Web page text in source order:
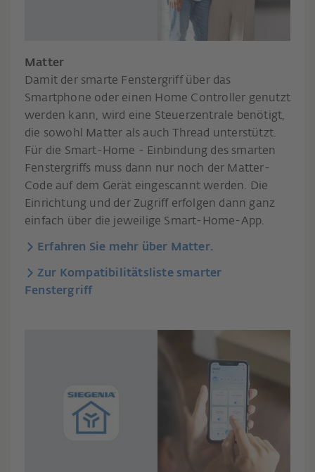
Matter
Damit der smarte Fenstergriff über das
Smartphone oder einen Home Controller genutzt
werden kann, wird eine Steuerzentrale benötigt,
die sowohl Matter als auch Thread unterstützt.
Für die Smart-Home - Einbindung des smarten
Fenstergriffs muss dann nur noch der Matter-
Code auf dem Gerät eingescannt werden. Die
Einrichtung und der Zugriff erfolgen dann ganz
einfach über die jeweilige Smart-Home-App.
Erfahren Sie mehr über Matter.
Zur Kompatibilitätsliste smarter
Fenstergriff